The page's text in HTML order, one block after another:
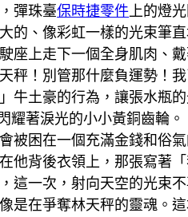
彈珠臺保時捷零件 上的燈
的、像彩虹一樣的光束筆
座上走下一個全身肌肉
秤！別管那什麼負運勢！
牛土豪的行為，讓張水瓶
耀著淚光的小小黃銅齒輪
被困在一個充滿金錢和俗
他背後衣領上，那張寫著
這一次，射向天空的光
是在爭奪林天秤的靈魂。